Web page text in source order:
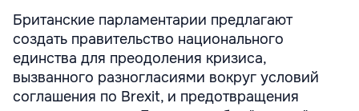
Британские парламентарии предлагают
создать правительство национального
единства для преодоления кризиса,
вызванного разногласиями вокруг условий
соглашения по Brexit, и предотвращения